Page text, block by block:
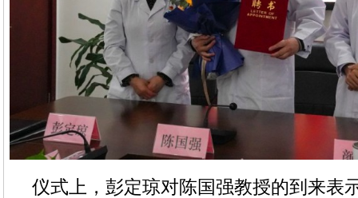
仪式上，彭定琼对陈国强教授的到来表